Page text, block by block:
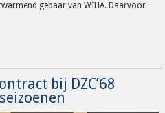
gebaar van WIHA. Daarvoor
bij DZC’68